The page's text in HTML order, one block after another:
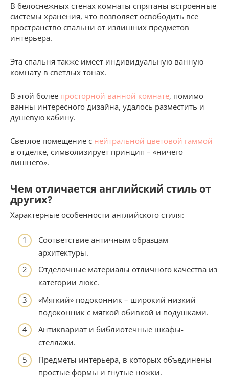
В белоснежных стенах комнаты спрятаны встроенные
системы хранения, что позволяет освободить все
пространство спальни от излишних предметов
интерьера.
Эта спальня также имеет индивидуальную ванную
комнату в светлых тонах.
В этой более просторной ванной комнате, помимо
ванны интересного дизайна, удалось разместить и
душевую кабину.
Светлое помещение с нейтральной цветовой гаммой
в отделке, символизирует принцип – «ничего
лишнего».
Чем отличается английский стиль от
других?
Характерные особенности английского стиля:
Соответствие античным образцам
архитектуры.
Отделочные материалы отличного качества из
категории люкс.
«Мягкий» подоконник – широкий низкий
подоконник с мягкой обивкой и подушками.
Антиквариат и библиотечные шкафы-
стеллажи.
Предметы интерьера, в которых объединены
простые формы и гнутые ножки.